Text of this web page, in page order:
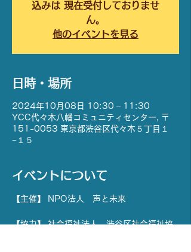
込みは 現在受付しておりませ
ん。
他のイベントを見る
日時・場所
2024年10月08日 10:30 – 11:30
YCC代々木八幡コミュニティセンター, 〒
151-0053 東京都渋谷区代々木５丁目１
−１５
イベントについて
【主催】 NPO法人　声と未来
【協力】 社会福祉法人　渋谷区社会福祉協